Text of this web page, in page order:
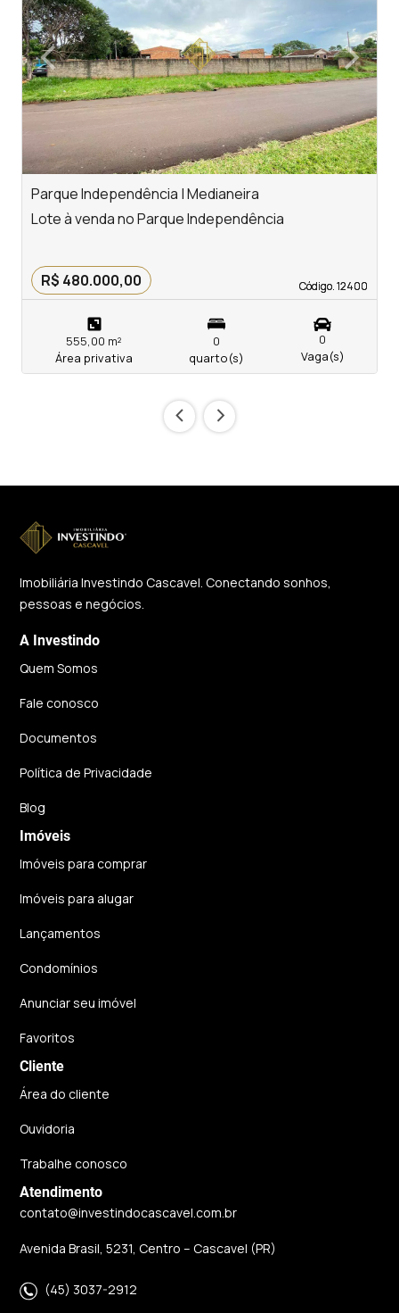
‹Previous ›
Next
Parque Independência | Medianeira
Código. 12400
Código. 12400
Lote à venda no Parque Independência
R$ 480.000,00
555,00 m²
Área privativa
0
quarto(s)
0
Vaga(s)
‹ ›
Imobiliária Investindo Cascavel. Conectando sonhos,
pessoas e negócios.
A Investindo
Quem Somos
Fale conosco
Documentos
Política de Privacidade
Blog
Imóveis
Imóveis para comprar
Imóveis para alugar
Lançamentos
Condomínios
Anunciar seu imóvel
Favoritos
Cliente
Área do cliente
Ouvidoria
Trabalhe conosco
Atendimento
contato@investindocascavel.com.br
Avenida Brasil, 5231, Centro – Cascavel (PR)
(45) 3037-2912